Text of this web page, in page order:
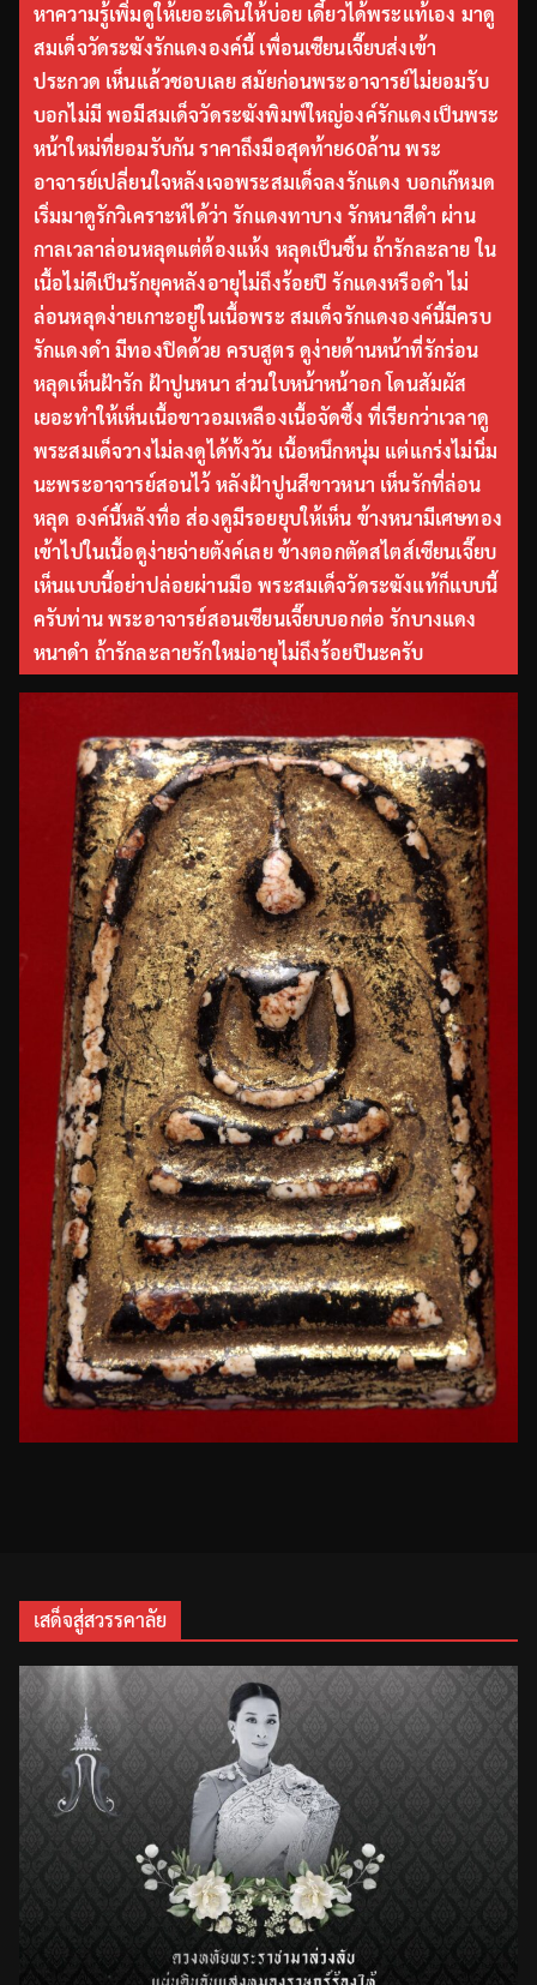
หาความรู้เพิ่มดูให้เยอะเดินให้บ่อย เดี๋ยวได้พระแท้เอง มาดู
สมเด็จวัดระฆังรักแดงองค์นี้ เพื่อนเซียนเจี๊ยบส่งเข้า
ประกวด เห็นแล้วชอบเลย สมัยก่อนพระอาจารย์ไม่ยอมรับ
บอกไม่มี พอมีสมเด็จวัดระฆังพิมพ์ใหญ่องค์รักแดงเป็นพระ
หน้าใหม่ที่ยอมรับกัน ราคาถึงมือสุดท้าย60ล้าน พระ
อาจารย์เปลี่ยนใจหลังเจอพระสมเด็จลงรักแดง บอกเก๊หมด
เริ่มมาดูรักวิเคราะห์ได้ว่า รักแดงทาบาง รักหนาสีดำ ผ่าน
กาลเวลาล่อนหลุดแต่ต้องแห้ง หลุดเป็นชิ้น ถ้ารักละลาย ใน
เนื้อไม่ดีเป็นรักยุคหลังอายุไม่ถึงร้อยปี รักแดงหรือดำ ไม่
ล่อนหลุดง่ายเกาะอยู่ในเนื้อพระ สมเด็จรักแดงองค์นี้มีครบ
รักแดงดำ มีทองปิดด้วย ครบสูตร ดูง่ายด้านหน้าที่รักร่อน
หลุดเห็นฝ้ารัก ฝ้าปูนหนา ส่วนใบหน้าหน้าอก โดนสัมผัส
เยอะทำให้เห็นเนื้อขาวอมเหลืองเนื้อจัดซึ้ง ที่เรียกว่าเวลาดู
พระสมเด็จวางไม่ลงดูได้ทั้งวัน เนื้อหนึกหนุ่ม แต่แกร่งไม่นิ่ม
นะพระอาจารย์สอนไว้ หลังฝ้าปูนสีขาวหนา เห็นรักที่ล่อน
หลุด องค์นี้หลังทื่อ ส่องดูมีรอยยุบให้เห็น ข้างหนามีเศษทอง
เข้าไปในเนื้อดูง่ายจ่ายตังค์เลย ข้างตอกตัดสไตส์เซียนเจี๊ยบ
เห็นแบบนี้อย่าปล่อยผ่านมือ พระสมเด็จวัดระฆังแท้ก็แบบนี้
ครับท่าน พระอาจารย์สอนเซียนเจี๊ยบบอกต่อ รักบางแดง
หนาดำ ถ้ารักละลายรักใหม่อายุไม่ถึงร้อยปีนะครับ
เสด็จสู่สวรรคาลัย